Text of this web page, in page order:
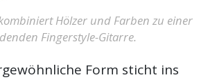
Hölzer und Farben zu einer
Fingerstyle-Gitarre.
Form sticht ins